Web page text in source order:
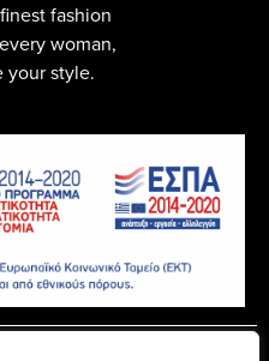
fashion
woman,
your style.